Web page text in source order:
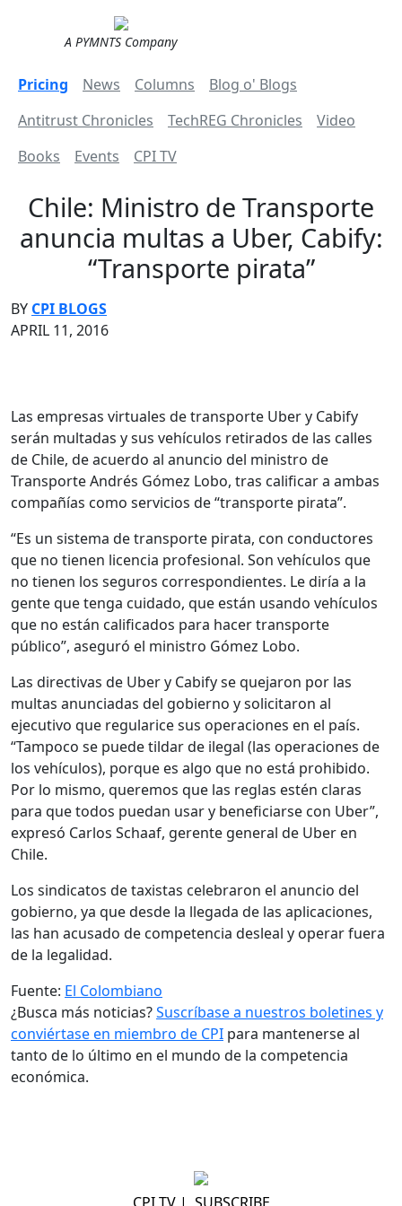
A PYMNTS Company
Pricing News Columns
Blog o' Blogs
Antitrust Chronicles
TechREG Chronicles
Video
Books
Events CPI TV
Chile: Ministro de Transporte
anuncia multas a Uber, Cabify:
“Transporte pirata”
BY CPI BLOGS
APRIL 11, 2016
Las empresas virtuales de transporte Uber y Cabify
serán multadas y sus vehículos retirados de las calles
de Chile, de acuerdo al anuncio del ministro de
Transporte Andrés Gómez Lobo, tras calificar a ambas
compañías como servicios de “transporte pirata”.
“Es un sistema de transporte pirata, con conductores
que no tienen licencia profesional. Son vehículos que
no tienen los seguros correspondientes. Le diría a la
gente que tenga cuidado, que están usando vehículos
que no están calificados para hacer transporte
público”, aseguró el ministro Gómez Lobo.
Las directivas de Uber y Cabify se quejaron por las
multas anunciadas del gobierno y solicitaron al
ejecutivo que regularice sus operaciones en el país.
“Tampoco se puede tildar de ilegal (las operaciones de
los vehículos), porque es algo que no está prohibido.
Por lo mismo, queremos que las reglas estén claras
para que todos puedan usar y beneficiarse con Uber”,
expresó Carlos Schaaf, gerente general de Uber en
Chile.
Los sindicatos de taxistas celebraron el anuncio del
gobierno, ya que desde la llegada de las aplicaciones,
las han acusado de competencia desleal y operar fuera
de la legalidad.
Fuente: El Colombiano
¿Busca más noticias?Suscríbase a nuestros boletines y
conviértase en miembro de CPI para mantenerse al
tanto de lo último en el mundo de la competencia
económica.